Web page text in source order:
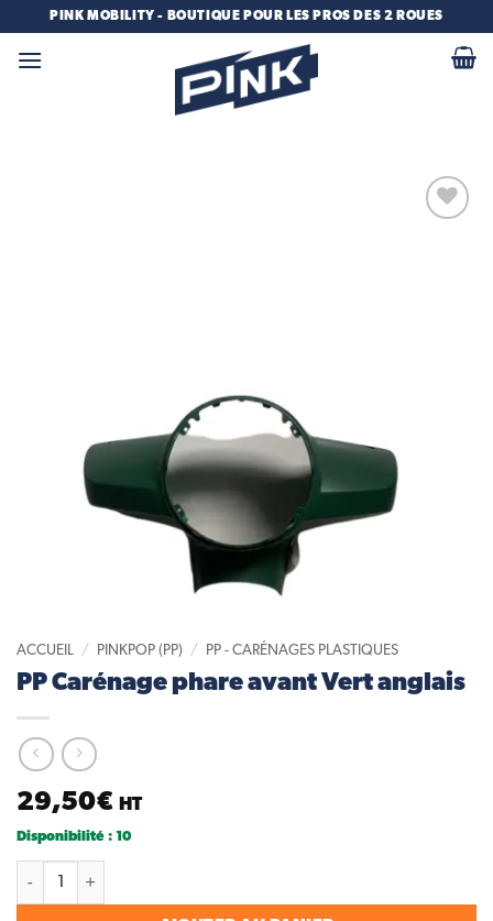
contenu
PINK MOBILITY - BOUTIQUE POUR LES PROS DES 2 ROUES
ACCUEIL / PINKPOP (PP) / PP - CARÉNAGES PLASTIQUES
PP Carénage phare avant Vert anglais
29,50€ HT
Disponibilité : 10
quantité de PP Carénage phare avant Vert anglais